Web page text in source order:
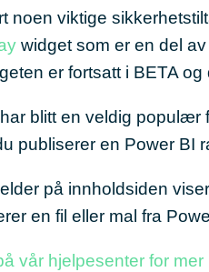
noen viktige
widget som er en del
er fortsatt i BETA
har blitt en veldig populær
publiserer en Power BI
på innholdsiden
en fil eller mal fra
vår hjelpesenter for mer